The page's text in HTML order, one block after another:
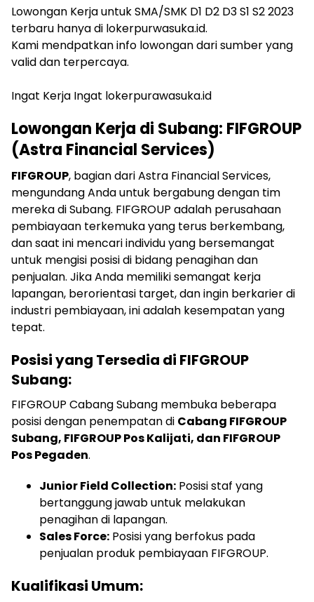
Lowongan Kerja untuk SMA/SMK D1 D2 D3 S1 S2 2023
terbaru hanya di lokerpurwasuka.id.
Kami mendpatkan info lowongan dari sumber yang
valid dan terpercaya.
Ingat Kerja Ingat lokerpurawasuka.id
Lowongan Kerja di Subang: FIFGROUP
(Astra Financial Services)
FIFGROUP, bagian dari Astra Financial Services,
mengundang Anda untuk bergabung dengan tim
mereka di Subang. FIFGROUP adalah perusahaan
pembiayaan terkemuka yang terus berkembang,
dan saat ini mencari individu yang bersemangat
untuk mengisi posisi di bidang penagihan dan
penjualan. Jika Anda memiliki semangat kerja
lapangan, berorientasi target, dan ingin berkarier di
industri pembiayaan, ini adalah kesempatan yang
tepat.
Posisi yang Tersedia di FIFGROUP
Subang:
FIFGROUP Cabang Subang membuka beberapa
posisi dengan penempatan di Cabang FIFGROUP
Subang, FIFGROUP Pos Kalijati, dan FIFGROUP
Pos Pegaden.
Junior Field Collection: Posisi staf yang
bertanggung jawab untuk melakukan
penagihan di lapangan.
Sales Force: Posisi yang berfokus pada
penjualan produk pembiayaan FIFGROUP.
Kualifikasi Umum: